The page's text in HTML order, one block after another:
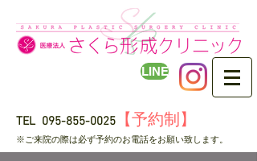
LINE
TEL 095-855-0025 【予約制】
​※ご来院の際は必ず予約のお電話をお願い致します。